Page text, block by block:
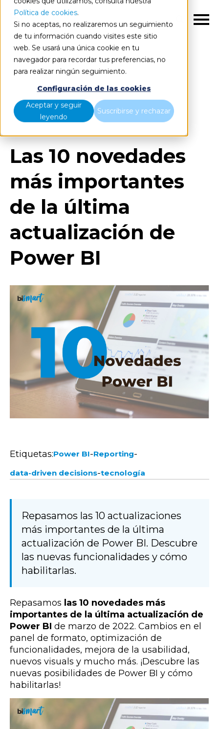
Política de cookies.
Si no aceptas, no realizaremos un seguimiento
de tu información cuando visites este sitio
web. Se usará una única cookie en tu
navegador para recordar tus preferencias, no
para realizar ningún seguimiento.
Configuración de las cookies
Aceptar y seguir
leyendo
Suscribirse y rechazar
ES
Las 10 novedades más importantes de la última
actualización de Power BI
Las 10 novedades
más importantes
de la última
actualización de
Power BI
Etiquetas:Power BI-Reporting-
data-driven decisions-tecnología
Repasamos las 10 actualizaciones
más importantes de la última
actualización de Power BI. Descubre
las nuevas funcionalidades y cómo
habilitarlas.
Repasamos las 10 novedades más
importantes de la última actualización de
Power BI de marzo de 2022. Cambios en el
panel de formato, optimización de
funcionalidades, mejora de la usabilidad,
nuevos visuals y mucho más. ¡Descubre las
nuevas posibilidades de Power BI y cómo
habilitarlas!